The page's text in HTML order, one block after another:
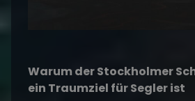
Warum der Stockholmer
ein Traumziel für Segler ist